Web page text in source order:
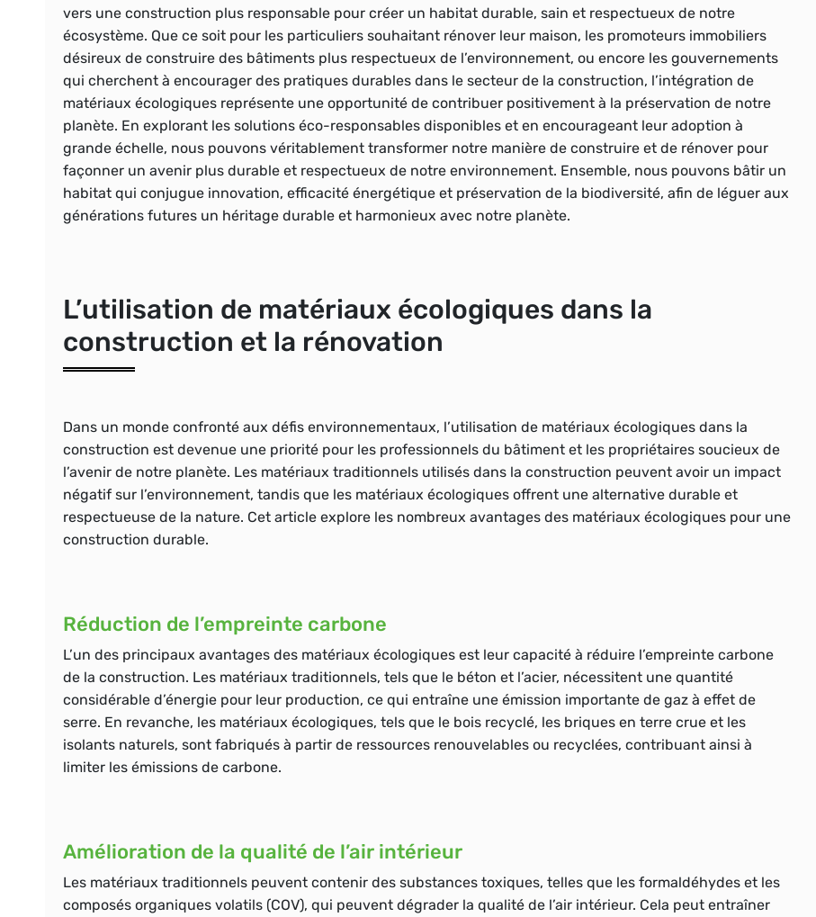
vers une construction plus responsable pour créer un habitat durable, sain et respectueux de notre
écosystème. Que ce soit pour les particuliers souhaitant rénover leur maison, les promoteurs immobiliers
désireux de construire des bâtiments plus respectueux de l’environnement, ou encore les gouvernements
qui cherchent à encourager des pratiques durables dans le secteur de la construction, l’intégration de
matériaux écologiques représente une opportunité de contribuer positivement à la préservation de notre
planète. En explorant les solutions éco-responsables disponibles et en encourageant leur adoption à
grande échelle, nous pouvons véritablement transformer notre manière de construire et de rénover pour
façonner un avenir plus durable et respectueux de notre environnement. Ensemble, nous pouvons bâtir un
habitat qui conjugue innovation, efficacité énergétique et préservation de la biodiversité, afin de léguer aux
générations futures un héritage durable et harmonieux avec notre planète.
L’utilisation de matériaux écologiques dans la
construction et la rénovation
Dans un monde confronté aux défis environnementaux, l’utilisation de matériaux écologiques dans la
construction est devenue une priorité pour les professionnels du bâtiment et les propriétaires soucieux de
l’avenir de notre planète. Les matériaux traditionnels utilisés dans la construction peuvent avoir un impact
négatif sur l’environnement, tandis que les matériaux écologiques offrent une alternative durable et
respectueuse de la nature. Cet article explore les nombreux avantages des matériaux écologiques pour une
construction durable.
Réduction de l’empreinte carbone
L’un des principaux avantages des matériaux écologiques est leur capacité à réduire l’empreinte carbone
de la construction. Les matériaux traditionnels, tels que le béton et l’acier, nécessitent une quantité
considérable d’énergie pour leur production, ce qui entraîne une émission importante de gaz à effet de
serre. En revanche, les matériaux écologiques, tels que le bois recyclé, les briques en terre crue et les
isolants naturels, sont fabriqués à partir de ressources renouvelables ou recyclées, contribuant ainsi à
limiter les émissions de carbone.
Amélioration de la qualité de l’air intérieur
Les matériaux traditionnels peuvent contenir des substances toxiques, telles que les formaldéhydes et les
composés organiques volatils (COV), qui peuvent dégrader la qualité de l’air intérieur. Cela peut entraîner